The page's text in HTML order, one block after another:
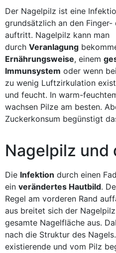
Der Nagelpilz ist eine
grundsätzlich an den Finger-
auftritt. Nagelpilz kann man
durch Veranlagung
Ernährungsweise, einem
Immunsystem oder wenn
zu wenig Luftzirkulation
und feucht. In warm-
wachsen Pilze am besten.
Zuckerkonsum begünstigt
Nagelpilz und
Die Infektion durch einen
ein verändertes Hautbild.
Regel am vorderen Rand
aus breitet sich der
gesamte Nagelfläche aus.
nach die Struktur des
existierende und vom Pilz